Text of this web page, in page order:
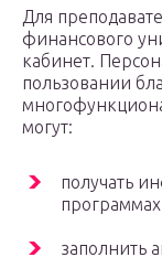
Для
финансового
кабинет.
пользовании
могут:
получать
заполнить